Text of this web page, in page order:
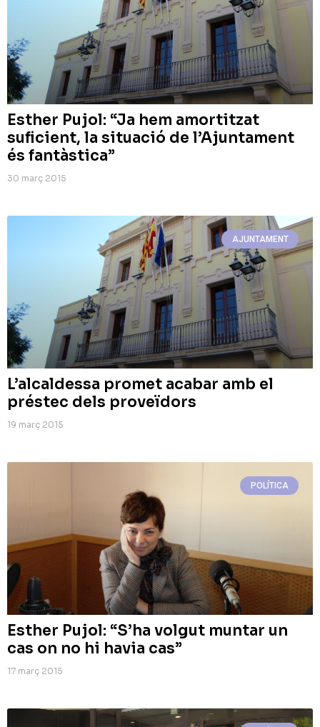
Esther Pujol: “Ja hem amortitzat
suficient, la situació de l’Ajuntament
és fantàstica”
30 març 2015
AJUNTAMENT
L’alcaldessa promet acabar amb el
préstec dels proveïdors
19 març 2015
POLÍTICA
Esther Pujol: “S’ha volgut muntar un
cas on no hi havia cas”
17 març 2015